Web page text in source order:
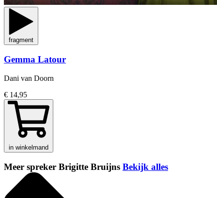
fragment
Gemma Latour
Dani van Doorn
€ 14,95
in winkelmand
Meer spreker Brigitte Bruijns Bekijk alles